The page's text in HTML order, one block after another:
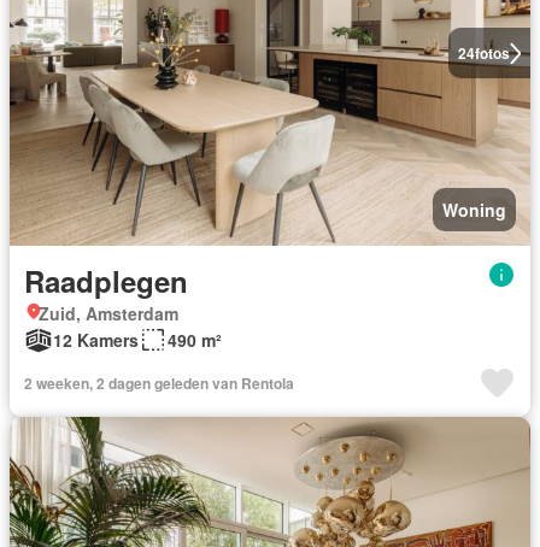
24fotos
Woning
Raadplegen
Zuid, Amsterdam
12 Kamers
490 m²
2 weeken, 2 dagen geleden van Rentola